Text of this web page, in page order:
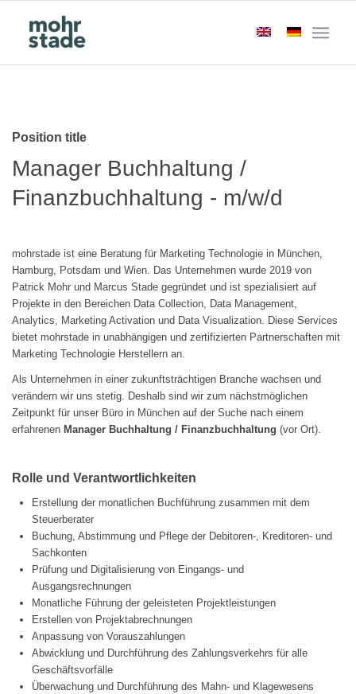
Position title
Manager Buchhaltung /
Finanzbuchhaltung - m/w/d
mohrstade ist eine Beratung für Marketing Technologie in München,
Hamburg, Potsdam und Wien. Das Unternehmen wurde 2019 von
Patrick Mohr und Marcus Stade gegründet und ist spezialisiert auf
Projekte in den Bereichen Data Collection, Data Management,
Analytics, Marketing Activation und Data Visualization. Diese Services
bietet mohrstade in unabhängigen und zertifizierten Partnerschaften mit
Marketing Technologie Herstellern an.
Als Unternehmen in einer zukunftsträchtigen Branche wachsen und
verändern wir uns stetig. Deshalb sind wir zum nächstmöglichen
Zeitpunkt für unser Büro in München auf der Suche nach einem
erfahrenen Manager Buchhaltung / Finanzbuchhaltung (vor Ort).
Rolle und Verantwortlichkeiten
Erstellung der monatlichen Buchführung zusammen mit dem
Steuerberater
Buchung, Abstimmung und Pflege der Debitoren-, Kreditoren- und
Sachkonten
Prüfung und Digitalisierung von Eingangs- und
Ausgangsrechnungen
Monatliche Führung der geleisteten Projektleistungen
Erstellen von Projektabrechnungen
Anpassung von Vorauszahlungen
Abwicklung und Durchführung des Zahlungsverkehrs für alle
Geschäftsvorfälle
Überwachung und Durchführung des Mahn- und Klagewesens